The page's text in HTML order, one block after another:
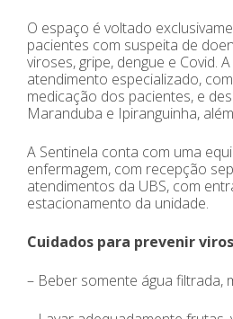
O espaço é voltado
pacientes com suspeita de
viroses, gripe, dengue e Covid.
atendimento especializado,
medicação dos pacientes, e
Maranduba e Ipiranguinha,
A Sentinela conta com uma
enfermagem, com recepção
atendimentos da UBS, com
estacionamento da unidade.
Cuidados para prevenir
– Beber somente água filtrada,